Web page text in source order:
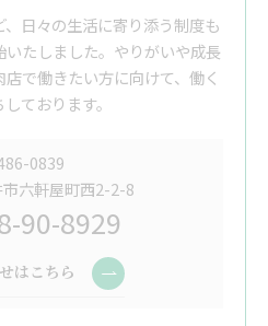
日々の生活に寄り添う制度も
たしました。やりがいや成長
で働きたい方に向けて、働く
ております。
0839
六軒屋町西2-2-8
90-8929
はこちら